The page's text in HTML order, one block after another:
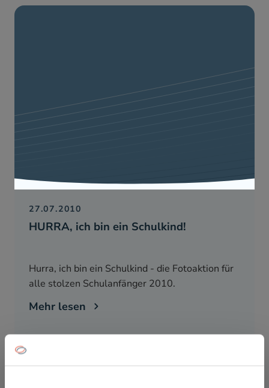
HURRA, ich bin ein Schulkind!
27.07.2010
Hurra, ich bin ein Schulkind - die Fotoaktion für
alle stolzen Schulanfänger 2010.
Mehr lesen